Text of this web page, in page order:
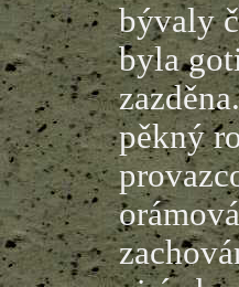
bývaly
byla
pěkný